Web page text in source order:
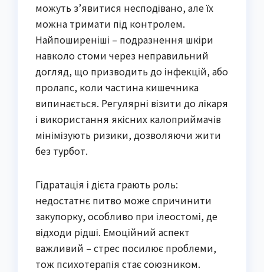
можуть з’явитися несподівано, але їх
можна тримати під контролем.
Найпоширеніші – подразнення шкіри
навколо стоми через неправильний
догляд, що призводить до інфекцій, або
пролапс, коли частина кишечника
випинається. Регулярні візити до лікаря
і використання якісних калоприймачів
мінімізують ризики, дозволяючи жити
без турбот.
Гідратація і дієта грають роль:
недостатнє питво може спричинити
закупорку, особливо при ілеостомі, де
відходи рідші. Емоційний аспект
важливий – стрес посилює проблеми,
тож психотерапія стає союзником.